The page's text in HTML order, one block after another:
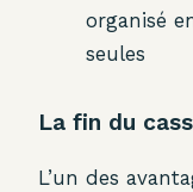
organisé
seules
La fin du
L’un des